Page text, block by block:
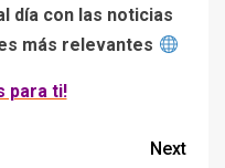
día con las noticias
más relevantes
para ti!
Next